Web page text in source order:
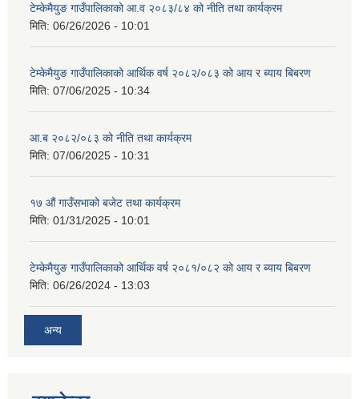
टेम्केमैयुङ गाउँपालिकाको आ.व २०८३/८४ को नीति तथा कार्यक्रम
मिति: 06/26/2026 - 10:01
टेम्केमैयुङ गाउँपालिकाको आर्थिक वर्ष २०८२/०८३ को आय र ब्याय बिबरण
मिति: 07/06/2025 - 10:34
आ.ब २०८२/०८३ को नीति तथा कार्यक्रम
मिति: 07/06/2025 - 10:31
१७ औं गाउँसभाको बजेट तथा कार्यक्रम
मिति: 01/31/2025 - 10:01
टेम्केमैयुङ गाउँपालिकाको आर्थिक वर्ष २०८१/०८२ को आय र ब्याय बिबरण
मिति: 06/26/2024 - 13:03
अन्य